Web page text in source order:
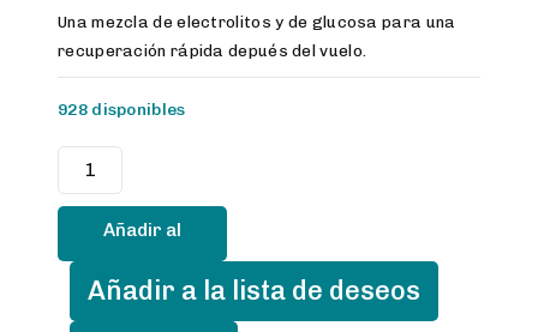
Una mezcla de electrolitos y de glucosa para una
recuperación rápida depués del vuelo.
928 disponibles
Electrolit
240
g.
Añadir al
carrito
Añadir a la lista de deseos